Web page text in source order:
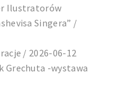
Ilustratorów
Singera” /
/ 2026-06-12
Grechuta -wystawa